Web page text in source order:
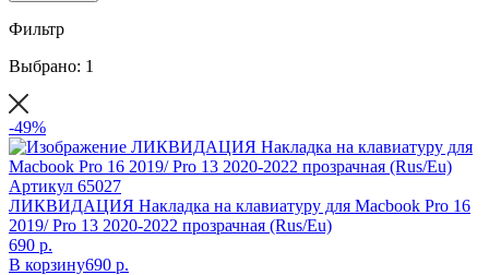
Фильтр
Выбрано: 1
-49%
Артикул 65027
ЛИКВИДАЦИЯ Накладка на клавиатуру для Macbook Pro 16
2019/ Pro 13 2020-2022 прозрачная (Rus/Eu)
690 р.
В корзину690 р.